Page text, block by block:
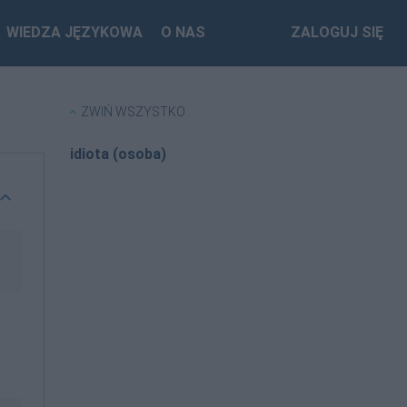
WIEDZA JĘZYKOWA O NAS ZALOGUJ SIĘ
ZWIŃ WSZYSTKO
idiota (osoba)